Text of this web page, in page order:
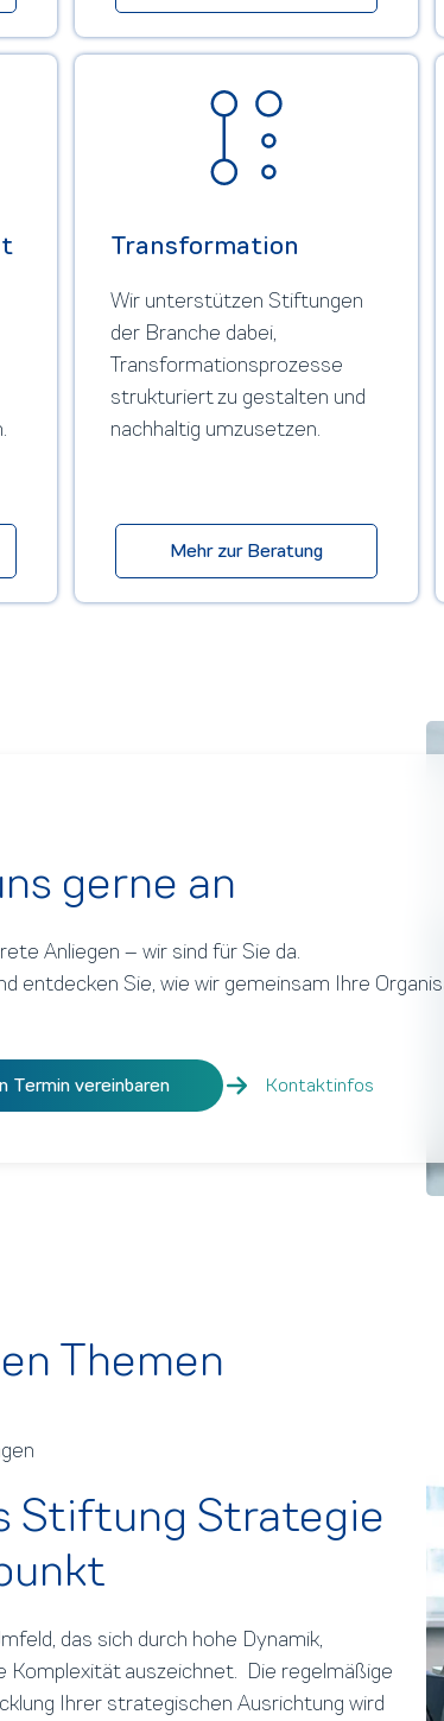
Transformation
Wir unterstützen Stiftungen
der Branche dabei,
Transformations­prozesse
strukturiert zu gestalten und
nachhaltig umzusetzen.
Mehr zur Beratung
gerne an
Anliegen – wir sind für Sie da.
entdecken Sie, wie wir gemeinsam Ihre
vereinbaren Kontakt­infos
Themen
Stiftung Strategie
das sich durch hohe Dynamik,
Komplexität auszeichnet. Die regelmäßige
Ihrer strategischen Ausrichtung wird